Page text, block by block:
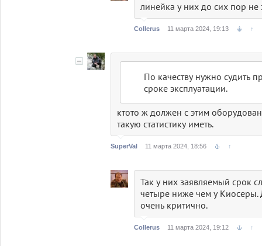
линейка у них до сих пор не
Collerus 11 марта 2024, 19:13 ↑
По качеству нужно судить
сроке эксплуатации.
ктото ж должен с этим
такую статистику иметь.
SuperVal 11 марта 2024, 18:56 ↑
Так у них заявляемый срок
четыре ниже чем у Киосеры.
очень критично.
Collerus 11 марта 2024, 19:12 ↑